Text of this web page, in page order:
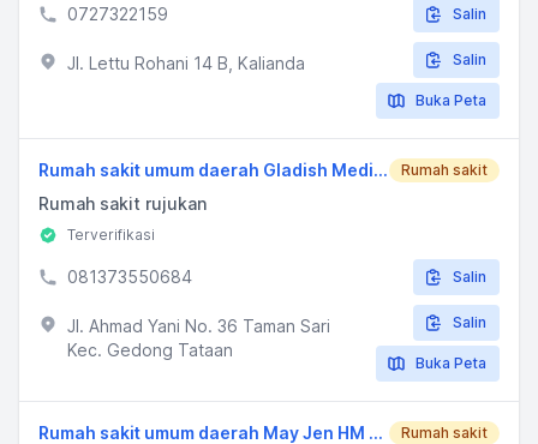
0727322159 Salin
Jl. Lettu Rohani 14 B, Kalianda Salin
Buka Peta
Rumah sakit umum daerah Gladish Medical Center Rumah sakit
Rumah sakit rujukan
Terverifikasi
081373550684 Salin
Jl. Ahmad Yani No. 36 Taman Sari
Kec. Gedong Tataan
Salin
Buka Peta
Rumah sakit umum daerah May Jen HM Ryacudu Rumah sakit